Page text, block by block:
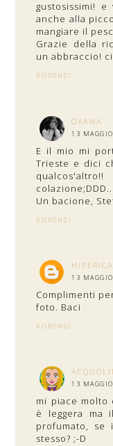
gustosissimi!
anche alla
mangiare il
Grazie della
un abbraccio!
RISPONDI
OXANA
13
E il mio mi
Trieste e dici
Un bacione,
RISPONDI
13
Complimenti
foto. Baci
RISPONDI
13
mi piace molto
è leggera ma
profumato, se
stesso? ;-D